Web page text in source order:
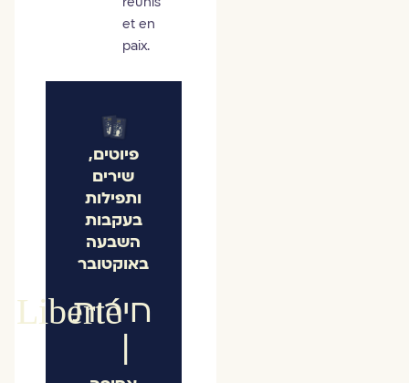
et en
paix.
פיוטים,
שירים
ותפילות
בעקבות
השבעה
באוקטובר
חירות
Liberté